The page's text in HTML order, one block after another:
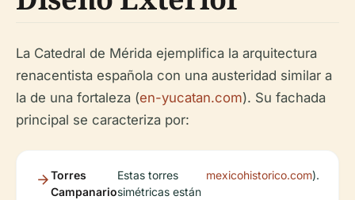
La Catedral de Mérida ejemplifica la arquitectura
renacentista española con una austeridad similar a
la de una fortaleza (en-yucatan.com). Su fachada
principal se caracteriza por:
Torres
Campanario
Estas torres
simétricas están
mexicohistorico.com).